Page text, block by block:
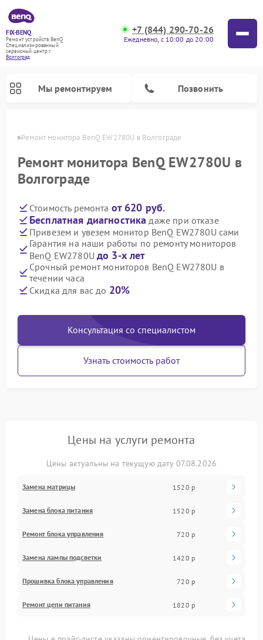
FIX-BENQ
Ремонт устройств BenQ
Специализированный
cервисный центр г.
Волгоград
+7 (844) 290-70-26
Ежедневно, с 10:00 до 20:00
Мы ремонтируем Позвонить
Ремонт монитора BenQ EW2780U в Волгограде
Ремонт монитора BenQ EW2780U в
Волгограде
Стоимость ремонта от 620 руб.
Бесплатная диагностика даже при отказе
Привезем и увезем монитор BenQ EW2780U сами
Гарантия на наши работы по ремонту мониторов
BenQ EW2780U до 3-х лет
Срочный ремонт мониторов BenQ EW2780U в
течении часа
Скидка для вас до 20%
Консультация со специалистом
Узнать стоимость работ
Цены на услуги ремонта
Цены актуальны на текущую дату 07.08.2026
Замена матрицы 1520 р
Замена блока питания 1520 р
Ремонт блока управления 720 р
Замена лампы подсветки 1420 р
Прошивка блока управления 720 р
Ремонт цепи питания 1820 р